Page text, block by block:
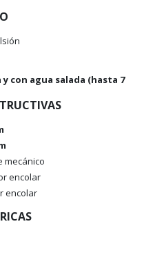
con agua salada (hasta 7
mecánico
encolar
encolar